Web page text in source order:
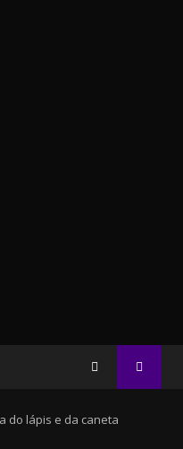
do lápis e da caneta